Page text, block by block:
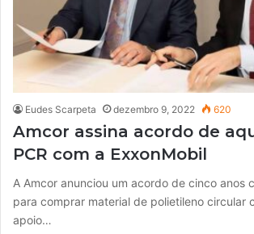
Eudes Scarpeta dezembro 9, 2022 620
Amcor assina acordo de
PCR com a ExxonMobil
A Amcor anunciou um acordo de cinco anos
para comprar material de polietileno circular
apoio…